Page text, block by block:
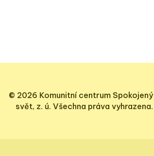
© 2026 Komunitní centrum Spokojený
svět, z. ú. Všechna práva vyhrazena.